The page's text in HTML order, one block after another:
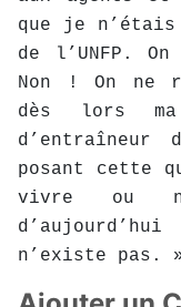
que je n’étais
de l’UNFP.
Non ! On ne
dès lors ma
d’entraîneur
posant cette
vivre ou
n’existe pas.